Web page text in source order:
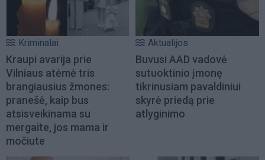
Kriminalai
Kraupi avarija prie
Vilniaus atėmė tris
brangiausius žmones:
pranešė, kaip bus
atsisveikinama su
mergaite, jos mama ir
močiute
Aktualijos
Buvusi AAD vadovė
sutuoktinio įmonę
tikrinusiam pavaldiniui
skyrė priedą prie
atlyginimo